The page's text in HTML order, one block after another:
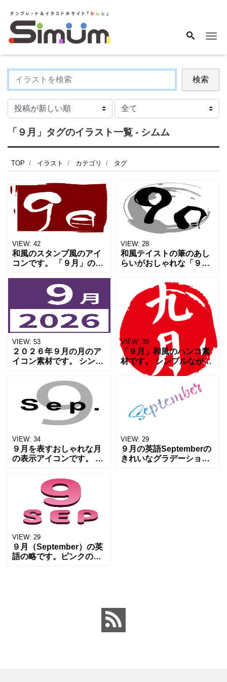
検索
「９月」タグのイラスト一覧 - シムム
TOP イラスト カテゴリ タグ
VIEW: 42
和風のスタンプ風のアイ
コンです。 「９月」のシ
す。 お正月や和風のチラ
シやWEBのアイコンとし
てご利用ください。
Downloadしてお好
VIEW: 28
和風テイストの筆のあし
らいがおしゃれな「９
す。 シンプルなデザイン
の和のあしらいが特徴的
なデザインです。 和テイ
ストのチラシやwebにご
利用
VIEW: 53
２０２６年９月の月のア
イコン素材です。 シンプ
なデザイン性の高いアイ
コンになります。 チラシ
やバナー、SNSのアイコ
ンとしてご活用いただけ
VIEW: 38
「９月」和風のハンコ素
材です。 シンプルながら
も使い勝手はとてもよい
ロードできるので好きな
形式を選んでご活用いた
だけると嬉しいです。よ
ろ
VIEW: 34
９月を表すおしゃれな月
の表示アイコンです。 カ
チラシなどの月の表示ア
イコンとしてご活用くだ
さいませ。 シンプルモダ
ンデザインのアイコン素
VIEW: 29
９月の英語Septemberの
きれいなグラデーション
VIEW: 29
９月（September）の英
語の略です。ピンクのグ